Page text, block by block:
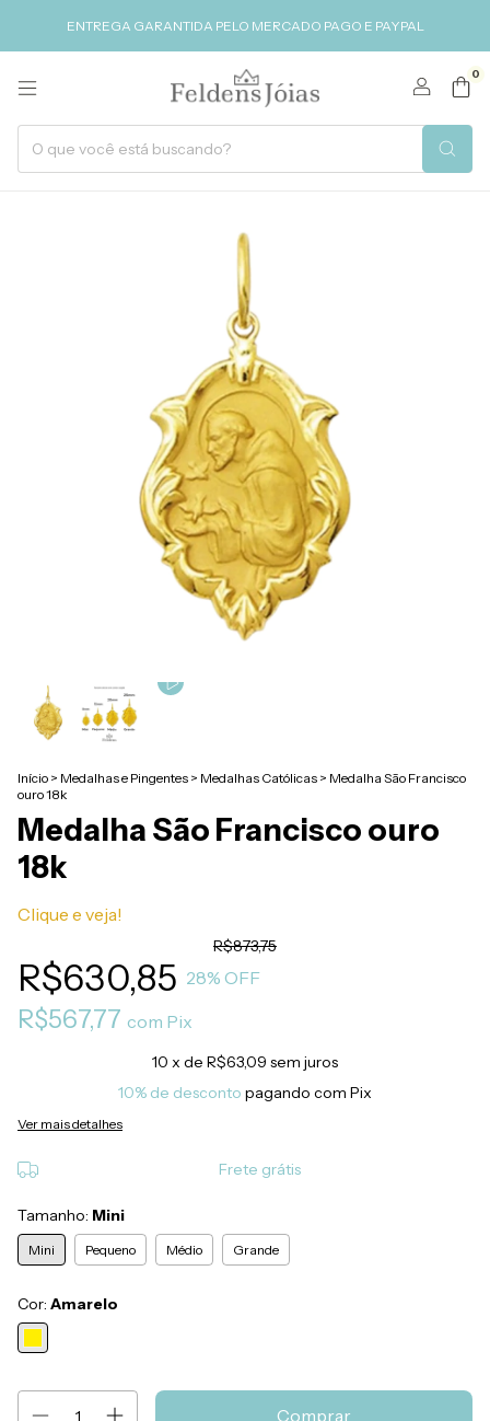
ENTREGA GARANTIDA PELO MERCADO PAGO E PAYPAL
0
Início > Medalhas e Pingentes > Medalhas Católicas > Medalha São Francisco
ouro 18k
Medalha São Francisco ouro
18k
Clique e veja!
R$873,75
R$630,85 28% OFF
R$567,77 com Pix
10 x de R$63,09 sem juros
10% de desconto pagando com Pix
Ver mais detalhes
Frete grátis
Tamanho: Mini
Mini Pequeno Médio Grande
Cor: Amarelo